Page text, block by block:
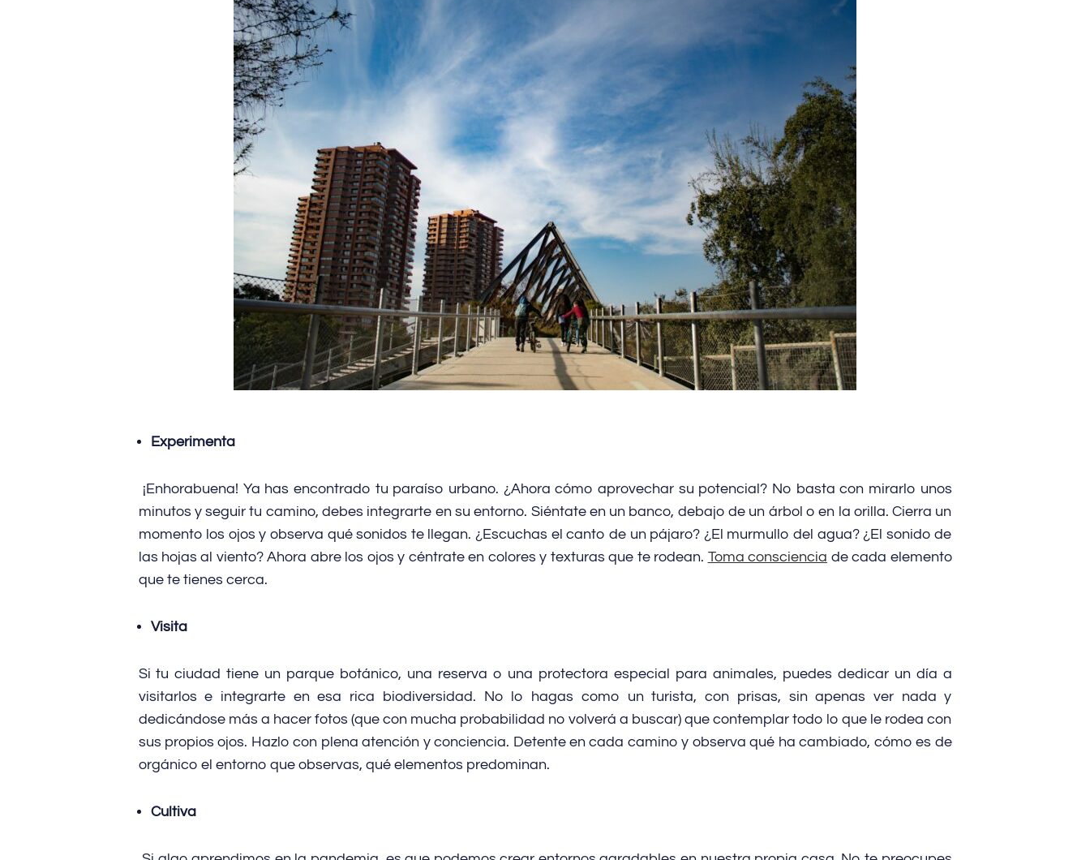
Experimenta
¡Enhorabuena! Ya has encontrado tu paraíso urbano. ¿Ahora cómo aprovechar su potencial? No basta con mirarlo unos
minutos y seguir tu camino, debes integrarte en su entorno. Siéntate en un banco, debajo de un árbol o en la orilla. Cierra un
momento los ojos y observa qué sonidos te llegan. ¿Escuchas el canto de un pájaro? ¿El murmullo del agua? ¿El sonido de
las hojas al viento? Ahora abre los ojos y céntrate en colores y texturas que te rodean. Toma consciencia de cada elemento
que te tienes cerca.
Visita
Si tu ciudad tiene un parque botánico, una reserva o una protectora especial para animales, puedes dedicar un día a
visitarlos e integrarte en esa rica biodiversidad. No lo hagas como un turista, con prisas, sin apenas ver nada y
dedicándose más a hacer fotos (que con mucha probabilidad no volverá a buscar) que contemplar todo lo que le rodea con
sus propios ojos. Hazlo con plena atención y conciencia. Detente en cada camino y observa qué ha cambiado, cómo es de
orgánico el entorno que observas, qué elementos predominan.
Cultiva